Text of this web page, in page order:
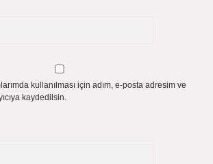
kullanılması için adım, e-posta adresim ve
kaydedilsin.